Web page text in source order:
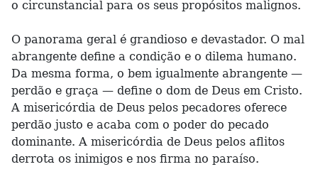
o circunstancial para os seus propósitos malignos.
O panorama geral é grandioso e devastador. O mal
abrangente define a condição e o dilema humano.
Da mesma forma, o bem igualmente abrangente —
perdão e graça — define o dom de Deus em Cristo.
A misericórdia de Deus pelos pecadores oferece
perdão justo e acaba com o poder do pecado
dominante. A misericórdia de Deus pelos aflitos
derrota os inimigos e nos firma no paraíso.